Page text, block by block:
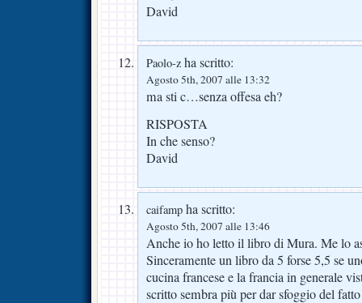
David
Paolo-z ha scritto:
Agosto 5th, 2007 alle 13:32
ma sti c…senza offesa eh?
RISPOSTA
In che senso?
David
caifamp ha scritto:
Agosto 5th, 2007 alle 13:46
Anche io ho letto il libro di Mura. Me lo
Sinceramente un libro da 5 forse 5,5 se
cucina francese e la francia in generale
scritto sembra più per dar sfoggio del